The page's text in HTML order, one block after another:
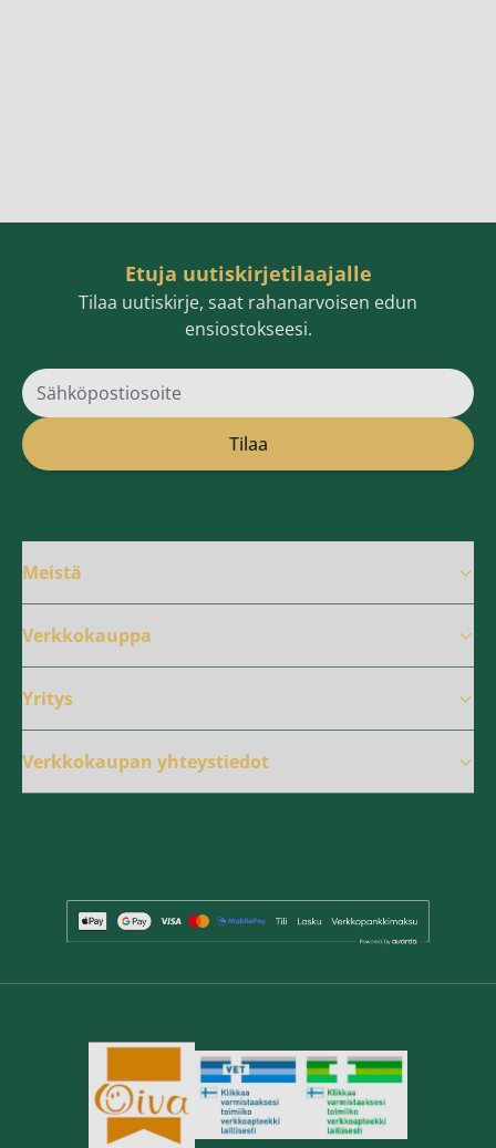
Etuja uutiskirjetilaajalle
Tilaa uutiskirje, saat rahanarvoisen edun
ensiostokseesi.
Sähköpostiosoite
Tilaa
Meistä
Verkkokauppa
Yritys
Verkkokaupan yhteystiedot